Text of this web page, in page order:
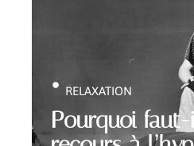
Pourquoi
RELAXATION